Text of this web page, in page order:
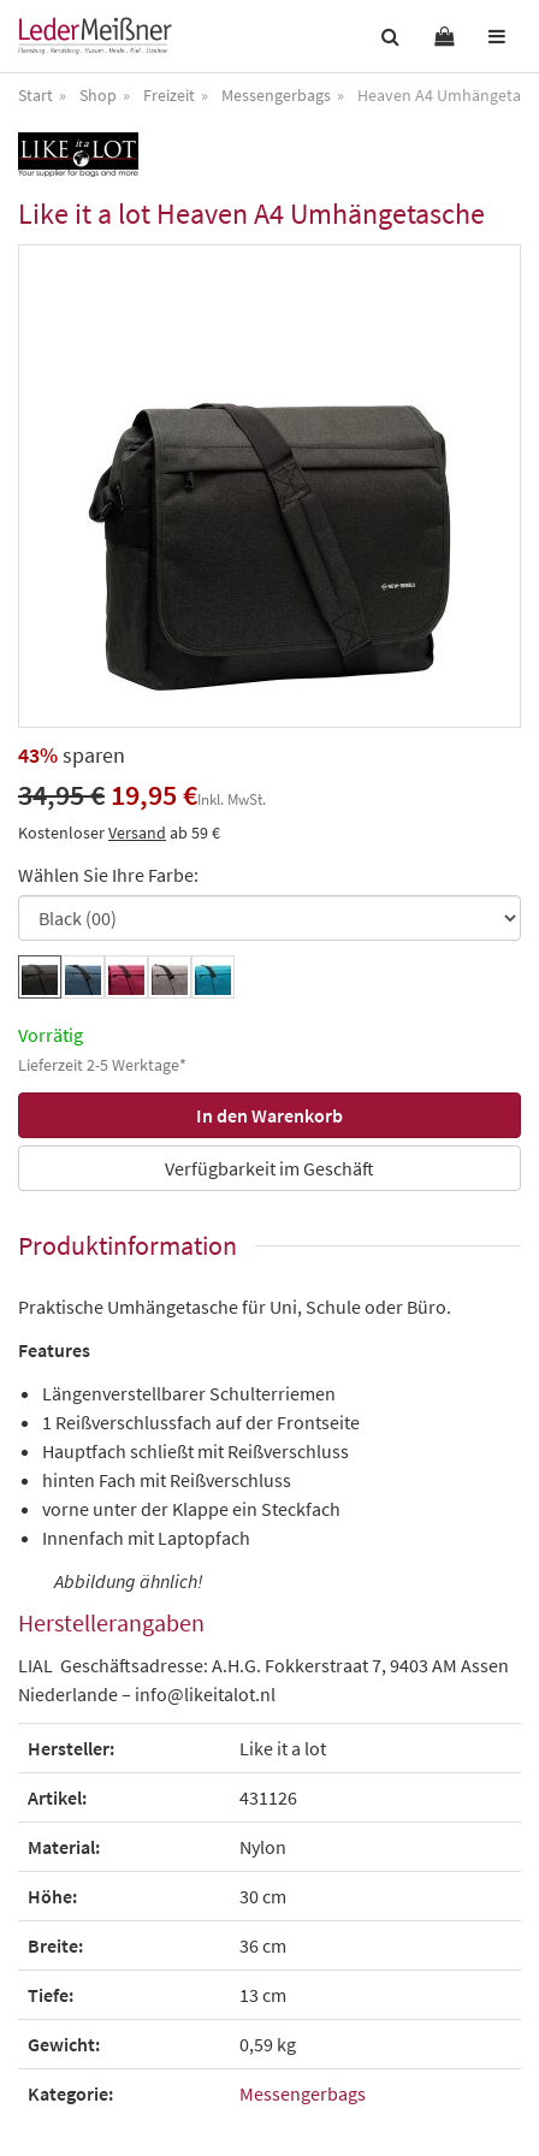
Start Shop Freizeit Messengerbags Heaven A4
Like it a lot Heaven A4 Umhängetasche
43%sparen
34,95 €19,95 €Inkl. MwSt.
KostenloserVersand ab 59 €
Wählen Sie Ihre Farbe:
Vorrätig
Lieferzeit 2-5 Werktage*
Verfügbarkeit im Geschäft
Produktinformation
Praktische Umhängetasche für Uni, Schule oder Büro.
Features
Längenverstellbarer Schulterriemen
1 Reißverschlussfach auf der Frontseite
Hauptfach schließt mit Reißverschluss
hinten Fach mit Reißverschluss
vorne unter der Klappe ein Steckfach
Innenfach mit Laptopfach
Abbildung ähnlich!
Herstellerangaben
LIAL Geschäftsadresse: A.H.G. Fokkerstraat 7, 9403 AM Assen
Niederlande – info@likeitalot.nl
Hersteller: Like it a lot
Artikel: 431126
Material: Nylon
Höhe: 30 cm
Breite: 36 cm
Tiefe: 13 cm
Gewicht: 0,59 kg
Kategorie: Messengerbags